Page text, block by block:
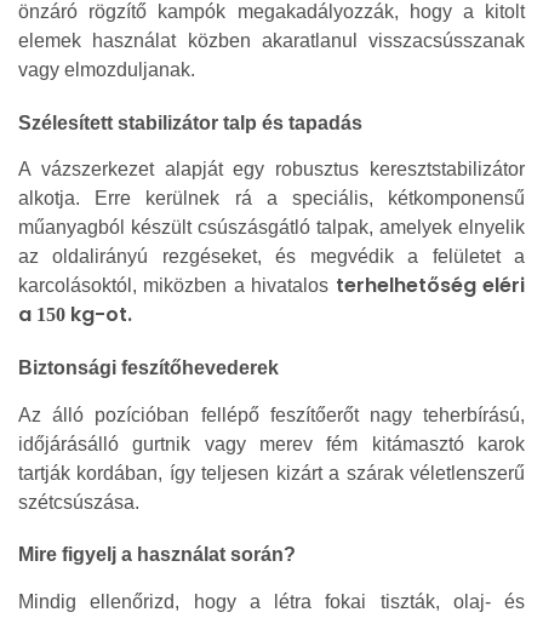
önzáró rögzítő kampók megakadályozzák, hogy a kitolt
elemek használat közben akaratlanul visszacsússzanak
vagy elmozduljanak.
Szélesített stabilizátor talp és tapadás
A vázszerkezet alapját egy robusztus keresztstabilizátor
alkotja. Erre kerülnek rá a speciális, kétkomponensű
műanyagból készült csúszásgátló talpak, amelyek elnyelik
az oldalirányú rezgéseket, és megvédik a felületet a
karcolásoktól, miközben a hivatalos terhelhetőség eléri
a 150 kg-ot.
Biztonsági feszítőhevederek
Az álló pozícióban fellépő feszítőerőt nagy teherbírású,
időjárásálló gurtnik vagy merev fém kitámasztó karok
tartják kordában, így teljesen kizárt a szárak véletlenszerű
szétcsúszása.
Mire figyelj a használat során?
Mindig ellenőrizd, hogy a létra fokai tiszták, olaj- és